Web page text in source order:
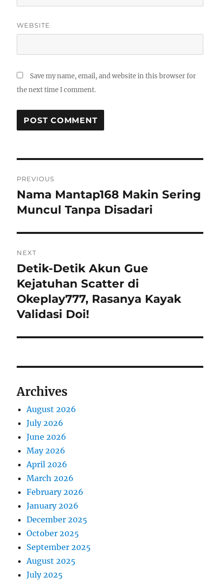
WEBSITE
Save my name, email, and website in this browser for
the next time I comment.
navigation
PREVIOUS
Previous
post:
Nama Mantap168 Makin Sering
Muncul Tanpa Disadari
NEXT
Next
post:
Detik-Detik Akun Gue
Kejatuhan Scatter di
Okeplay777, Rasanya Kayak
Validasi Doi!
Archives
August 2026
July 2026
June 2026
May 2026
April 2026
March 2026
February 2026
January 2026
December 2025
October 2025
September 2025
August 2025
July 2025